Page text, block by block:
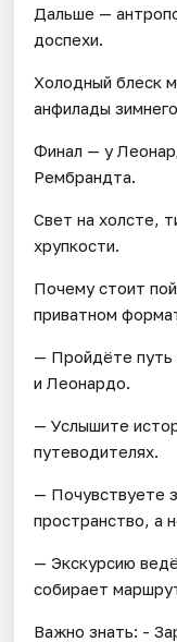
Дальше —
доспехи.
Холодный блеск
анфилады
Финал — у
Рембрандта.
Свет на холсте,
хрупкости.
Почему стоит
приватном
— Пройдёте путь
и Леонардо.
— Услышите
путеводителях.
— Почувствуете
пространство, а
— Экскурсию
собирает
Важно знать: -